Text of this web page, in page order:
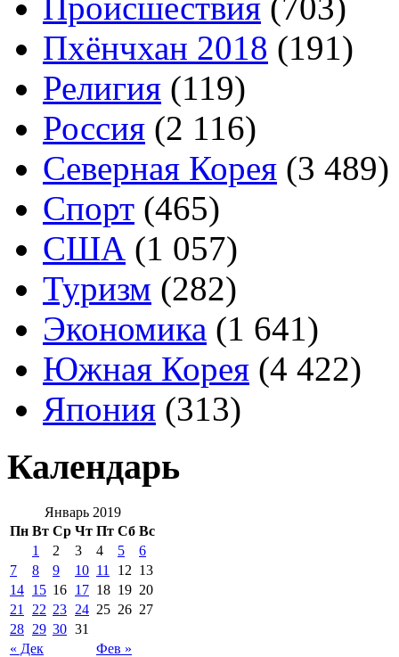
Происшествия (703)
Пхёнчхан 2018 (191)
Религия (119)
Россия (2 116)
Северная Корея (3 489)
Спорт (465)
США (1 057)
Туризм (282)
Экономика (1 641)
Южная Корея (4 422)
Япония (313)
Календарь
Январь 2019
Пн Вт Ср Чт Пт Сб Вс
« Дек Фев »
1 2 3 4 5
6
7
8 9 10 11 12 13
14 15 16 17 18 19 20
21
22 23 24 25 26 27
28 29 30 31